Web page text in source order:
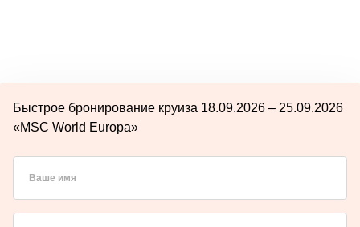
Быстрое бронирование круиза 18.09.2026 – 25.09.2026
«MSC World Europa»
Ваше имя